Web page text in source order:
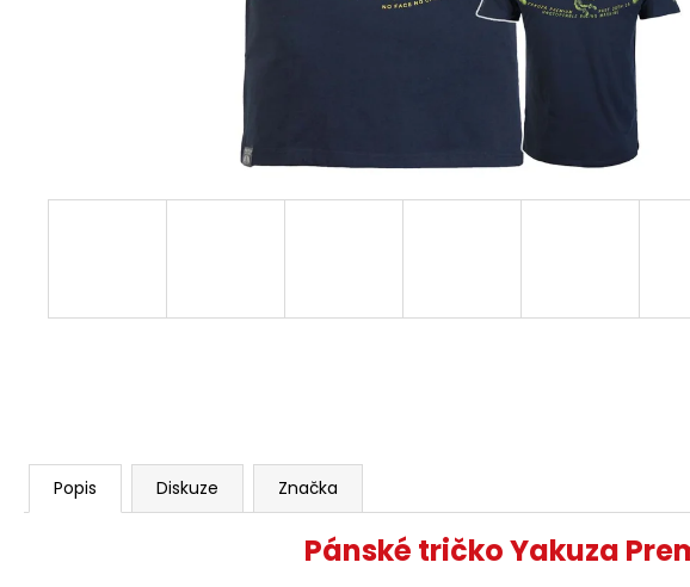
Popis Diskuze Značka
Pánské tričko Yakuza
CAMO